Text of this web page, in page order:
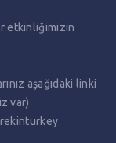
etkinliğimizin
aşağıdaki linki
var)